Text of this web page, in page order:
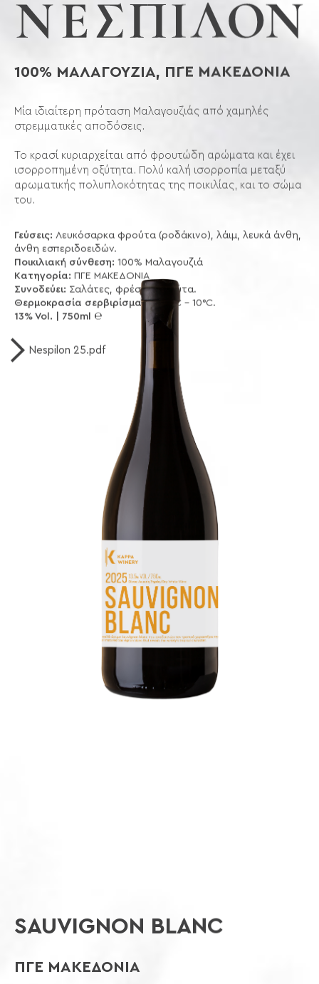
100% ΜΑΛΑΓΟΥΖΙΑ, ΠΓΕ ΜΑΚΕΔΟΝΙΑ
Μία ιδιαίτερη πρόταση Μαλαγουζιάς από χαμηλές
στρεμματικές αποδόσεις.
Το κρασί κυριαρχείται από φρουτώδη αρώματα και έχει
ισορροπημένη οξύτητα. Πολύ καλή ισορροπία μεταξύ
αρωματικής πολυπλοκότητας της ποικιλίας, και το σώμα
του.
Γεύσεις: Λευκόσαρκα φρούτα (ροδάκινο), λάιμ, λευκά άνθη,
άνθη εσπεριδοειδών.
Ποικιλιακή σύνθεση: 100% Μαλαγουζιά
Κατηγορία: ΠΓΕ ΜΑΚΕΔΟΝΙΑ
Συνοδεύει: Σαλάτες, φρέσκα φρούτα.
Θερμοκρασία σερβιρίσματος:
8°C - 10°C.
13% Vol. | 750ml ℮
Nespilon 25.pdf
SAUVIGNON BLANC
ΠΓΕ ΜΑΚΕΔΟΝΙΑ